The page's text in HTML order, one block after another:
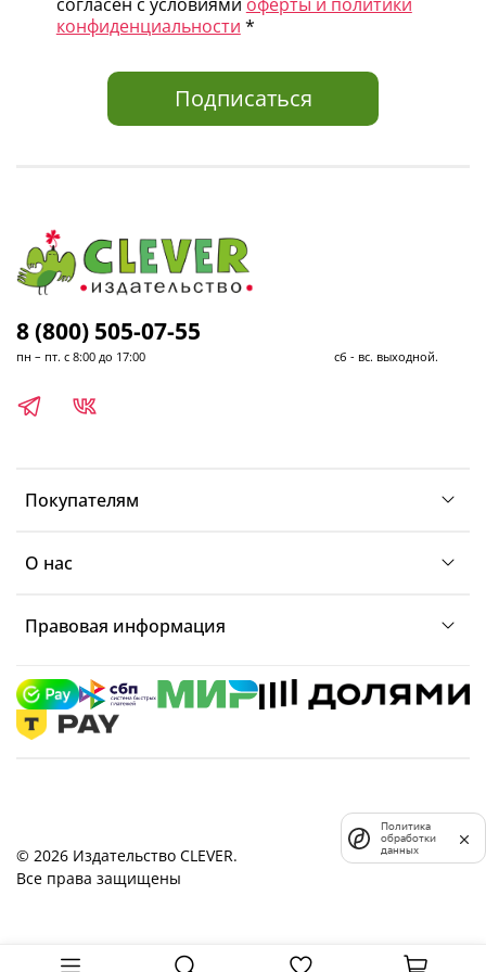
конфиденциальности *
Подписаться
Покупателям
О нас
Правовая информация
8 (800) 505-07-55
пн – пт. с 8:00 до 17:00 сб - вс. выходной.
© 2026 Издательство CLEVER.
Все права защищены
Политика
обработки
данных